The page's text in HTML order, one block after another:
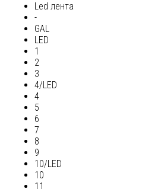
Led лента
-
GAL
LED
1
2
3
4/LED
4
5
6
7
8
9
10/LED
10
11